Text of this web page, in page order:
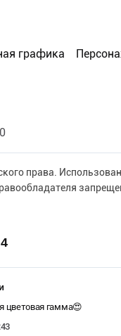
графика
права.
4
цветовая гамма😍